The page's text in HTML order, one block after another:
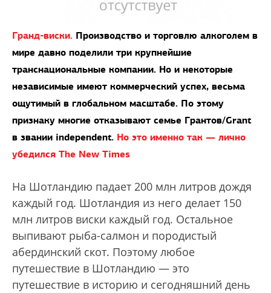
Гранд-виски. Производство и торговлю алкоголем в
мире давно поделили три крупнейшие
транснациональные компании. Но и некоторые
независимые имеют коммерческий успех, весьма
ощутимый в глобальном масштабе. По этому
признаку многие отказывают семье Грантов/Grant
в звании independent. Но это именно так — лично
убедился The New Times
Hа Шотландию падает 200 млн литров дождя
каждый год. Шотландия из него делает 150
млн литров виски каждый год. Остальное
выпивают рыба-салмон и породистый
абердинский скот. Поэтому любое
путешествие в Шотландию — это
путешествие в историю и сегодняшний день